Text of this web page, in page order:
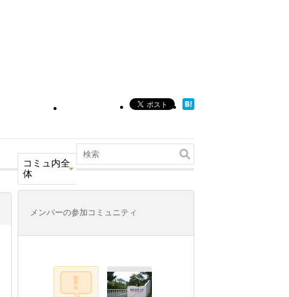
コミュ内全
体
メンバーの参加コミュニティ